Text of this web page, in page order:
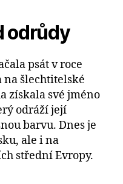
odrůdy
psát v roce
na šlechtitelské
získala své jméno
odráží její
barvu. Dnes je
ale i na
střední Evropy.